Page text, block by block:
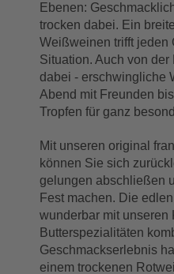
Ebenen:
trocken dabei. Ein
Weißweinen trifft jeden
Situation. Auch von
dabei - erschwingliche
Abend mit Freunden
Tropfen für ganz
Mit unseren original
können Sie sich
gelungen abschließen
Fest machen. Die
wunderbar mit unseren
Butterspezialitäten
Geschmackserlebnis
einem trockenen